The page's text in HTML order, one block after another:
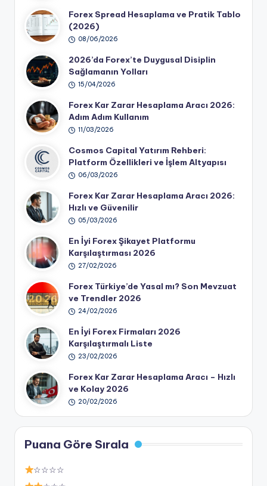
Forex Spread Hesaplama ve Pratik Tablo
(2026)
08/06/2026
2026’da Forex’te Duygusal Disiplin
Sağlamanın Yolları
15/04/2026
Forex Kar Zarar Hesaplama Aracı 2026:
Adım Adım Kullanım
11/03/2026
Cosmos Capital Yatırım Rehberi:
Platform Özellikleri ve İşlem Altyapısı
06/03/2026
Forex Kar Zarar Hesaplama Aracı 2026:
Hızlı ve Güvenilir
05/03/2026
En İyi Forex Şikayet Platformu
Karşılaştırması 2026
27/02/2026
Forex Türkiye’de Yasal mı? Son Mevzuat
ve Trendler 2026
24/02/2026
En İyi Forex Firmaları 2026
Karşılaştırmalı Liste
23/02/2026
Forex Kar Zarar Hesaplama Aracı – Hızlı
ve Kolay 2026
20/02/2026
Puana Göre Sırala
☆☆☆☆